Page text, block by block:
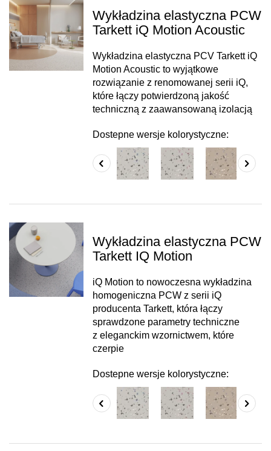
Wykładzina elastyczna PCW
Tarkett iQ Motion Acoustic
Wykładzina elastyczna PCV Tarkett iQ
Motion Acoustic to wyjątkowe
rozwiązanie z renomowanej serii iQ,
które łączy potwierdzoną jakość
techniczną z zaawansowaną izolacją
Dostepne wersje kolorystyczne:
Wykładzina elastyczna PCW
Tarkett IQ Motion
iQ Motion to nowoczesna wykładzina
homogeniczna PCW z serii iQ
producenta Tarkett, która łączy
sprawdzone parametry techniczne
z eleganckim wzornictwem, które
czerpie
Dostepne wersje kolorystyczne: